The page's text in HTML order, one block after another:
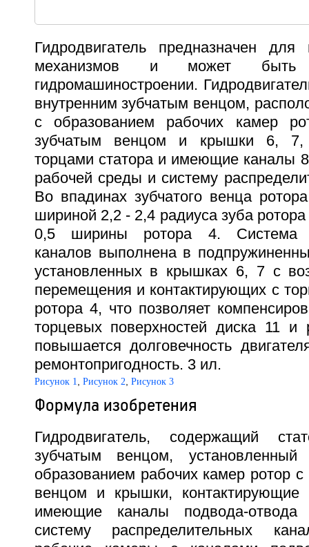
Гидродвигатель предназначен для
механизмов и может быть
гидромашиностроении.
внутренним зубчатым венцом,
с образованием рабочих камер
зубчатым венцом и крышки 6, 7,
торцами статора и имеющие каналы
рабочей среды и систему
Во впадинах зубчатого венца
шириной 2,2 - 2,4 радиуса зуба
0,5 ширины ротора 4. Система
каналов выполнена в
установленных в крышках 6, 7 с
перемещения и контактирующих с
ротора 4, что позволяет
торцевых поверхностей диска 11
повышается долговечность
ремонтопригодность. 3 ил.
Рисунок 1 Рисунок 2 Рисунок 3
Формула изобретения
Гидродвигатель, содержащий
зубчатым венцом,
образованием рабочих камер ротор
венцом и крышки, контактирующие
имеющие каналы подвода-
систему распределительных